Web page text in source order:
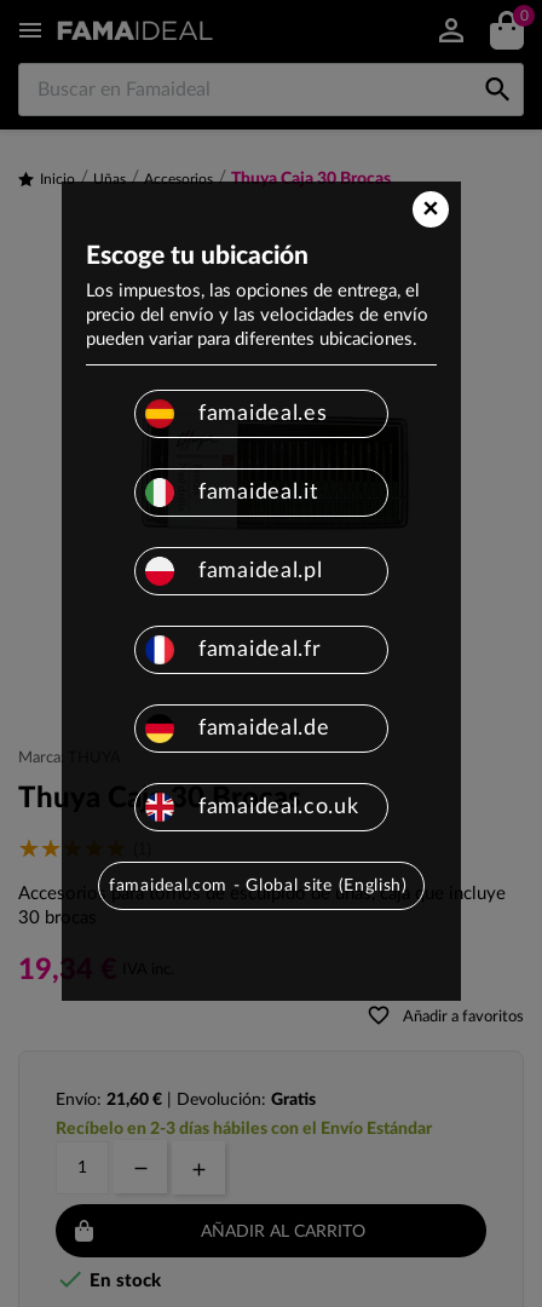
 0

Inicio Uñas Accesorios Thuya Caja 30 Brocas
Marca: THUYA
Thuya Caja 30 Brocas
Accesorios para tornos de esculpido de uñas, caja que incluye
30 brocas
19,34 €
favorite_border Añadir a favoritos
Envío: 21,60 € | Devolución: Gratis
Recíbelo en 2-3 días hábiles con el Envío Estándar
AÑADIR AL CARRITO
 En stock
×
Escoge tu ubicación
Los impuestos, las opciones de entrega, el
precio del envío y las velocidades de envío
pueden variar para diferentes ubicaciones.
famaideal.es
famaideal.it
famaideal.pl
famaideal.fr
famaideal.de
famaideal.co.uk
famaideal.com - Global site (English)